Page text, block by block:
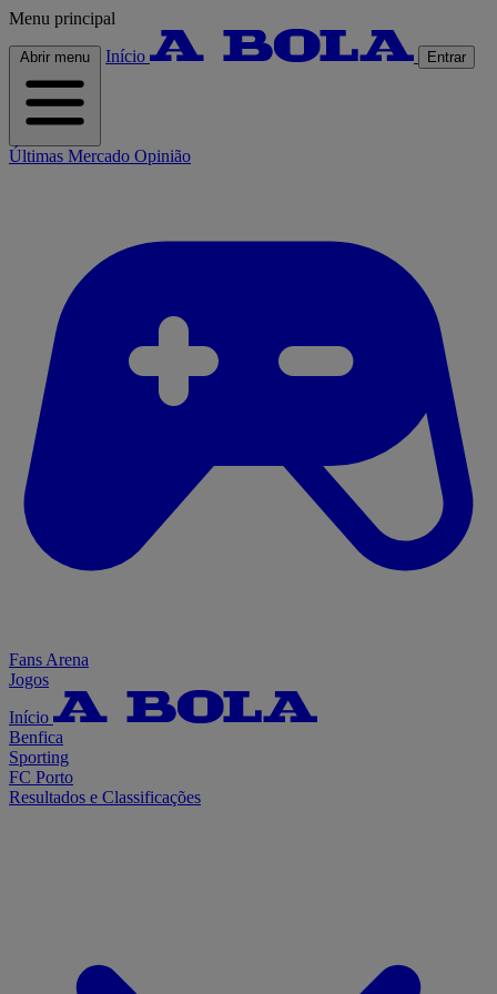
Menu principal
Abrir menu Início Entrar
Últimas Mercado Opinião
Fans Arena
Jogos
Início
Benfica
Sporting
FC Porto
Resultados e Classificações